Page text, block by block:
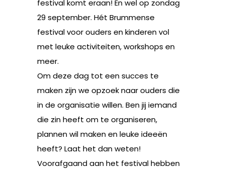
festival komt eraan! En wel op zondag
29 september. Hét Brummense
festival voor ouders en kinderen vol
met leuke activiteiten, workshops en
meer.
Om deze dag tot een succes te
maken zijn we opzoek naar ouders die
in de organisatie willen. Ben jij iemand
die zin heeft om te organiseren,
plannen wil maken en leuke ideeën
heeft? Laat het dan weten!
Voorafgaand aan het festival hebben